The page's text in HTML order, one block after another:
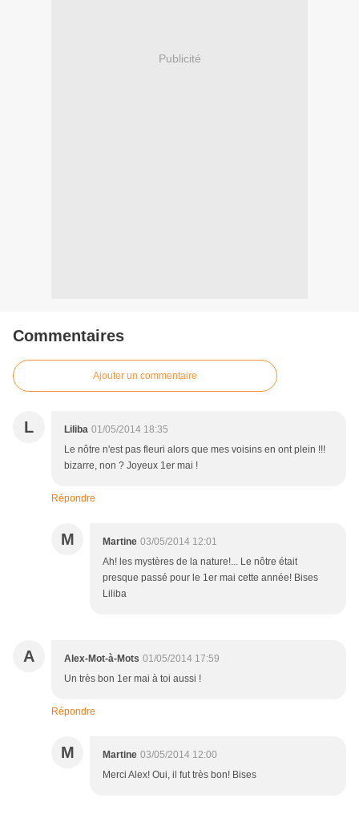
Publicité
Commentaires
Ajouter un commentaire
L Liliba 01/05/2014 18:35
Le nôtre n'est pas fleuri alors que mes voisins en ont plein !!!
bizarre, non ? Joyeux 1er mai !
Répondre
M Martine 03/05/2014 12:01
Ah! les mystères de la nature!... Le nôtre était
presque passé pour le 1er mai cette année! Bises
Liliba
A Alex-Mot-à-Mots 01/05/2014 17:59
Un très bon 1er mai à toi aussi !
Répondre
M Martine 03/05/2014 12:00
Merci Alex! Oui, il fut très bon! Bises